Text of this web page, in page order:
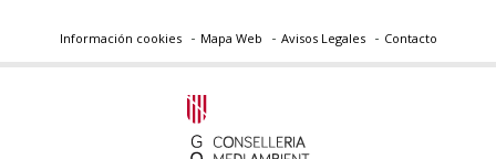
Información cookies Mapa Web Avisos Legales Contacto